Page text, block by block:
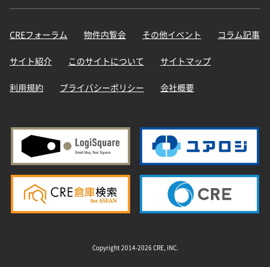
CREフォーラム 物件内覧会 その他イベント コラム記事
サイト紹介 このサイトについて サイトマップ
利用規約 プライバシーポリシー 会社概要
Copyright 2014-2026 CRE, INC.